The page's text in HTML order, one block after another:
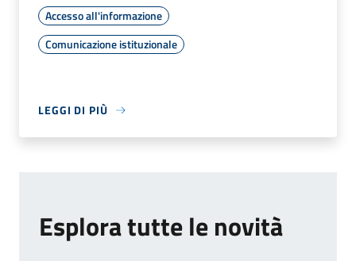
Accesso all'informazione
Comunicazione istituzionale
LEGGI DI PIÙ
Esplora tutte le novità